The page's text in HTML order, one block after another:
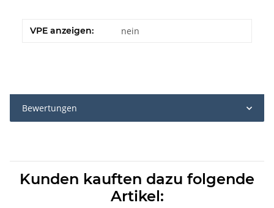
VPE anzeigen: nein
Bewertungen
Kunden kauften dazu folgende
Artikel: